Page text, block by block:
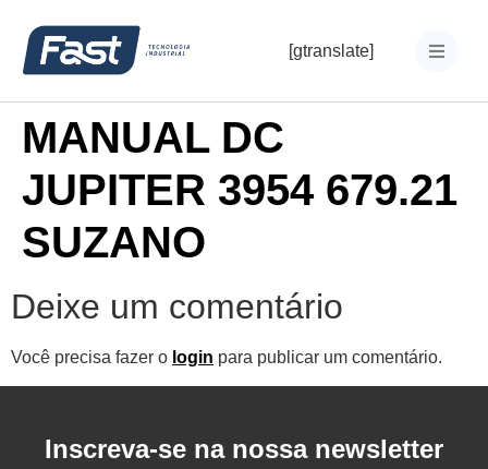
[gtranslate]
MANUAL DC
JUPITER 3954 679.21
SUZANO
Deixe um comentário
Você precisa fazer o login para publicar um comentário.
Inscreva-se na nossa newsletter